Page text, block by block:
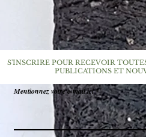
S'INSCRIRE POUR RECEVOIR
PUBLICATIONS ET
Mentionnez votre e-mail ici